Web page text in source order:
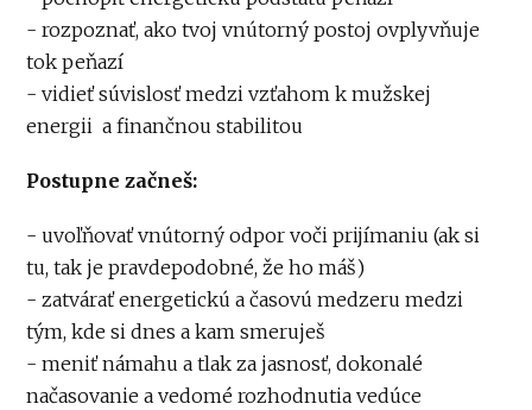
- rozpoznať, ako tvoj vnútorný postoj ovplyvňuje
tok peňazí
- vidieť súvislosť medzi vzťahom k mužskej
energii a finančnou stabilitou
Postupne začneš:
- uvoľňovať vnútorný odpor voči prijímaniu (ak si
tu, tak je pravdepodobné, že ho máš)
- zatvárať energetickú a časovú medzeru medzi
tým, kde si dnes a kam smeruješ
- meniť námahu a tlak za jasnosť, dokonalé
načasovanie a vedomé rozhodnutia vedúce